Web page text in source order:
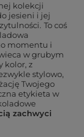
kolekcji
jesieni i jej
To coś
momentu i
w grubym
kolor, z
stylowo,
Twojego
etykieta w
zachwyci